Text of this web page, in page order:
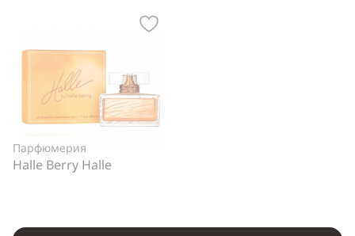
Парфюмерия
Halle Berry Halle